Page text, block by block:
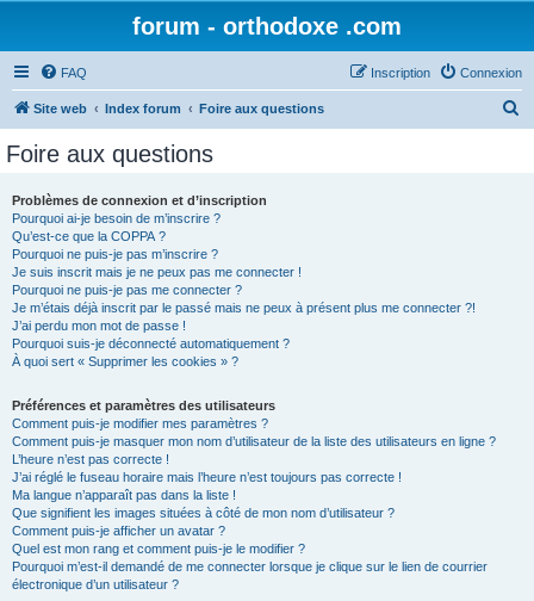
forum - orthodoxe .com
FAQ Connexion
Inscription
Site web Index forum Foire aux questions
Foire aux questions
Problèmes de connexion et d’inscription
Pourquoi ai-je besoin de m’inscrire ?
Qu’est-ce que la COPPA ?
Pourquoi ne puis-je pas m’inscrire ?
Je suis inscrit mais je ne peux pas me connecter !
Pourquoi ne puis-je pas me connecter ?
Je m’étais déjà inscrit par le passé mais ne peux à présent plus me connecter ?!
J’ai perdu mon mot de passe !
Pourquoi suis-je déconnecté automatiquement ?
À quoi sert « Supprimer les cookies » ?
Préférences et paramètres des utilisateurs
Comment puis-je modifier mes paramètres ?
Comment puis-je masquer mon nom d’utilisateur de la liste des utilisateurs en ligne ?
L’heure n’est pas correcte !
J’ai réglé le fuseau horaire mais l’heure n’est toujours pas correcte !
Ma langue n’apparaît pas dans la liste !
Que signifient les images situées à côté de mon nom d’utilisateur ?
Comment puis-je afficher un avatar ?
Quel est mon rang et comment puis-je le modifier ?
Pourquoi m’est-il demandé de me connecter lorsque je clique sur le lien de courrier
électronique d’un utilisateur ?